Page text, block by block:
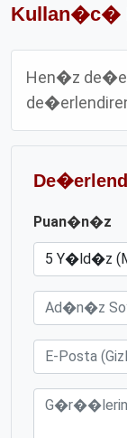
Kullan�c�
Hen�z
Puan�n�z